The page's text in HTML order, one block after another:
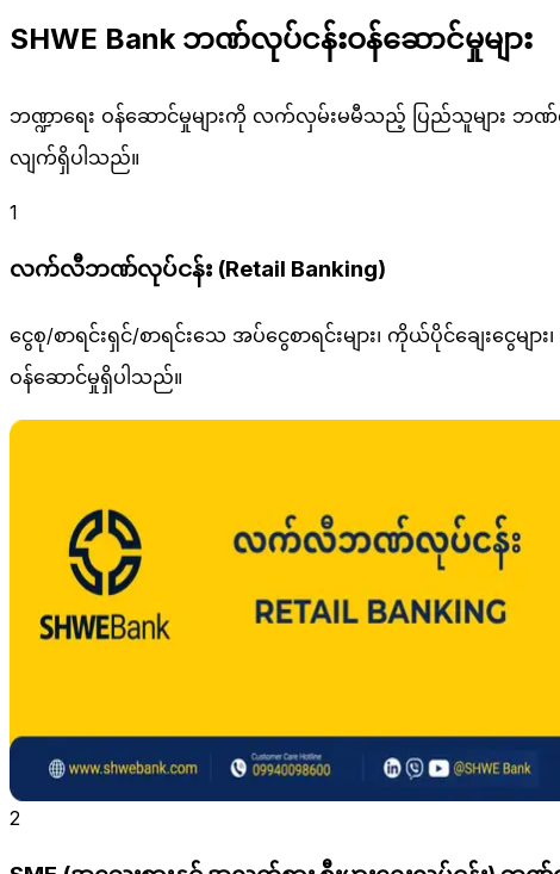
SHWE Bank ဘဏ်လုပ်ငန်းဝန်ဆောင်မှုများ
ဘဏ္ဍာရေး ဝန်ဆောင်မှုများကို လက်လှမ်းမမီသည့် ပြည်သူများ
လျက်ရှိပါသည်။
1
လက်လီဘဏ်လုပ်ငန်း (Retail Banking)
ငွေစု/စာရင်းရှင်/စာရင်းသေ အပ်ငွေစာရင်းများ၊ ကိုယ်ပိုင်ချေး
ဝန်ဆောင်မှုရှိပါသည်။
2